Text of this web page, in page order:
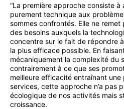
“La première approche consiste
purement technique aux
sommes confrontés. Elle ne
des besoins auxquels la
concentre sur le fait de répondre
la plus efficace possible. En
mécaniquement la complexité du
contrairement à ce que ses
meilleure efficacité entraînant
services, cette approche n’a pas
écologique de nos activités mais
croissance.